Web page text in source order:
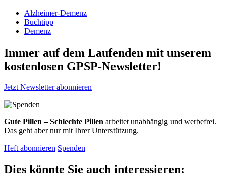
Alzheimer-Demenz
Buchtipp
Demenz
Immer auf dem Laufenden mit unserem
kostenlosen GPSP-Newsletter!
Jetzt Newsletter abonnieren
Gute Pillen – Schlechte Pillen arbeitet unabhängig und werbefrei.
Das geht aber nur mit Ihrer Unterstützung.
Heft abonnieren Spenden
Dies könnte Sie auch interessieren: